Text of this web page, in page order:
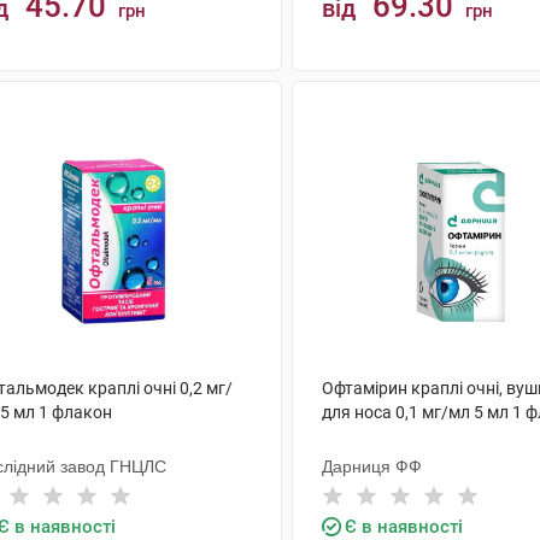
грн від грн
краплі очні 0,2 мг/
мл 1 флакон
завод ГНЦЛС
в наявності
Офтамірин краплі очні,
для носа 0,1 мг/мл 5 мл 1
Дарниця ФФ
Є в наявності